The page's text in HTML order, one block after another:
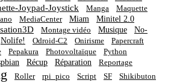
Joypad-Joystick Manga Maquette
MediaCenter Miam Minitel 2.0
Montage vidéo Musique
No-
Nolife! Odroid-C2 Onirisme
Papercraft
Pepakura Photovoltaïque Python
Récup Réparation Reportage
Roller rpi_pico Script SF
Shikibuton